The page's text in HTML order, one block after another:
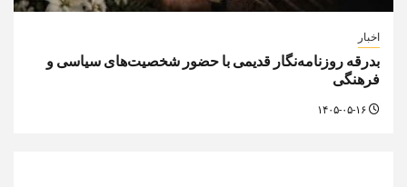
اخبار
بدرقه روزنامه‌نگار قدیمی با حضور شخصیت‌های سیاسی و
فرهنگی